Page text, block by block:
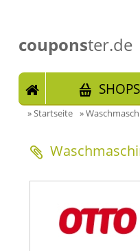
couponster.de
START SHOPS
»Startseite »